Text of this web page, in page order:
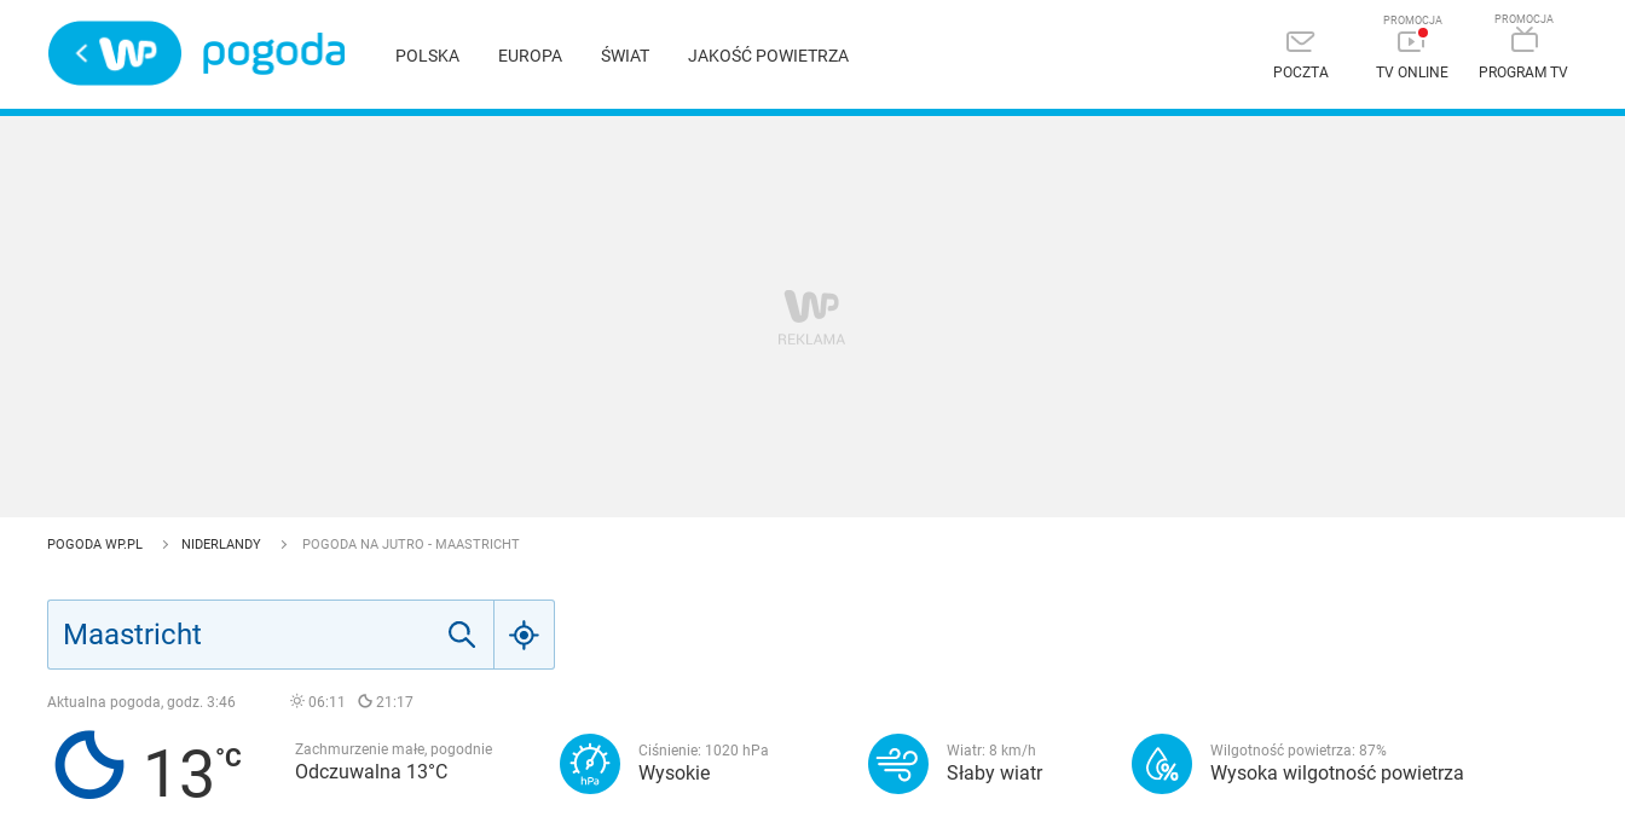
POLSKA EUROPA ŚWIAT JAKOŚĆ POWIETRZA
POCZTA TV ONLINE PROGRAM TV
POGODA WP.PL NIDERLANDY POGODA NA JUTRO - MAASTRICHT
Aktualna pogoda, godz. 3:46 06:11 21:17
13 Zachmurzenie małe, pogodnie
Odczuwalna 13°C
Ciśnienie: 1020 hPa
Wysokie
Wiatr: 8 km/h
Słaby wiatr
Wilgotność powietrza: 87%
Wysoka wilgotność powietrza